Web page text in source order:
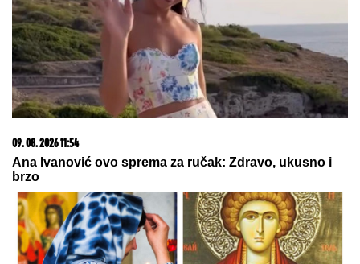
09. 08. 2026 11:54
Ana Ivanović ovo sprema za ručak: Zdravo, ukusno i
brzo